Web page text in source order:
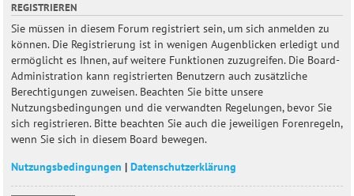
REGISTRIEREN
Sie müssen in diesem Forum registriert sein, um sich anmelden zu
können. Die Registrierung ist in wenigen Augenblicken erledigt und
ermöglicht es Ihnen, auf weitere Funktionen zuzugreifen. Die Board-
Administration kann registrierten Benutzern auch zusätzliche
Berechtigungen zuweisen. Beachten Sie bitte unsere
Nutzungsbedingungen und die verwandten Regelungen, bevor Sie
sich registrieren. Bitte beachten Sie auch die jeweiligen Forenregeln,
wenn Sie sich in diesem Board bewegen.
Nutzungsbedingungen | Datenschutzerklärung